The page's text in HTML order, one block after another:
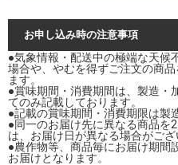
お申し込み時の注意事項
●気象情報・配送中の極端な天候
場合や、やむを得ずご注文の商
ます。
●賞味期間・消費期間は、製造・
てのみ記載しております。
●記載の賞味期間・消費期限は製
●同一のお届け先に異なる商品を
は、お届け日が異なる場合がござ
●農作物等、商品毎にお届け期間
お届けとなります。